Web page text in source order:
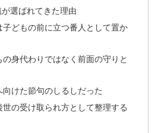
選ばれてきた理由
どもの前に立つ番人として置か
身代わりではなく前面の守りと
けた節句のしるしだった
の受け取られ方として整理する